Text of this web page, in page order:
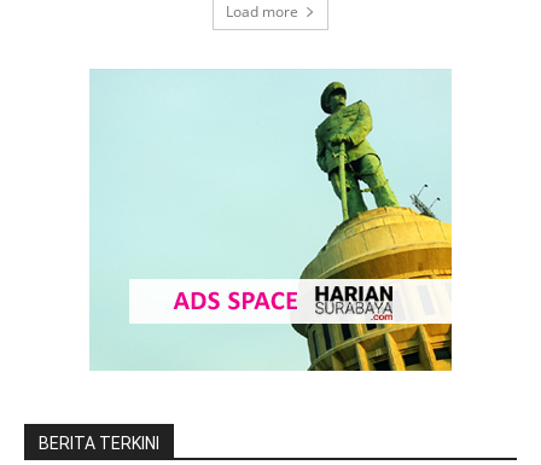
Load more
BERITA TERKINI